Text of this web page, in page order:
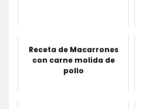
Receta de Macarrones
con carne molida de
pollo